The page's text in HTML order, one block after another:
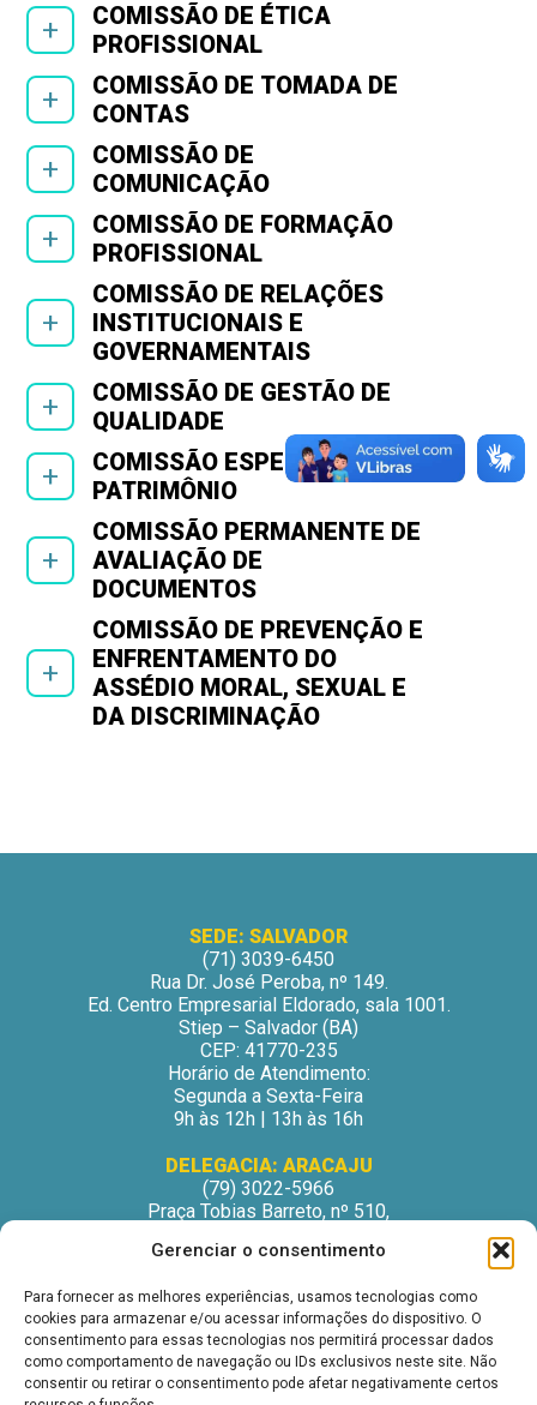
Gerenciar o consentimento
Para fornecer as melhores experiências, usamos tecnologias como
cookies para armazenar e/ou acessar informações do dispositivo. O
consentimento para essas tecnologias nos permitirá processar dados
como comportamento de navegação ou IDs exclusivos neste site. Não
consentir ou retirar o consentimento pode afetar negativamente certos
+
COMISSÃO DE ÉTICA
PROFISSIONAL
+
COMISSÃO DE TOMADA DE
CONTAS
+
COMISSÃO DE
COMUNICAÇÃO
+
COMISSÃO DE FORMAÇÃO
PROFISSIONAL
+
COMISSÃO DE RELAÇÕES
INSTITUCIONAIS E
GOVERNAMENTAIS
+
COMISSÃO DE GESTÃO DE
QUALIDADE
+
COMISSÃO ESPECIAL DE
PATRIMÔNIO
+
COMISSÃO PERMANENTE DE
AVALIAÇÃO DE
DOCUMENTOS
+
COMISSÃO DE PREVENÇÃO E
ENFRENTAMENTO DO
ASSÉDIO MORAL, SEXUAL E
DA DISCRIMINAÇÃO
SEDE: SALVADOR
(71) 3039-6450
Rua Dr. José Peroba, nº 149.
Ed. Centro Empresarial Eldorado, sala 1001.
Stiep – Salvador (BA)
CEP: 41770-235
Horário de Atendimento:
Segunda a Sexta-Feira
9h às 12h | 13h às 16h
DELEGACIA: ARACAJU
(79) 3022-5966
Praça Tobias Barreto, nº 510,
São José – Aracaju/SE
Horário de Atendimento:
Segunda a Sexta-Feira
9h às 12h | 13h às 16h
DELEGACIA: ITABUNA